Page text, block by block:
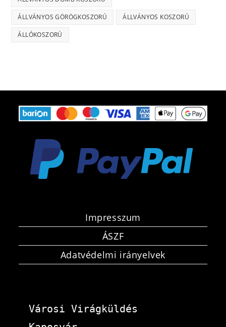
ÁLLVÁNYOS GÖRÖGKOSZORÚ ÁLLVÁNYOS KOSZORÚ
ÁLLÓKOSZORÚ
Impresszum
ÁSZF
Adatvédelmi irányelvek
Városi Virágküldés